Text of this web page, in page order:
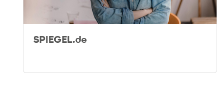
SPIEGEL.de